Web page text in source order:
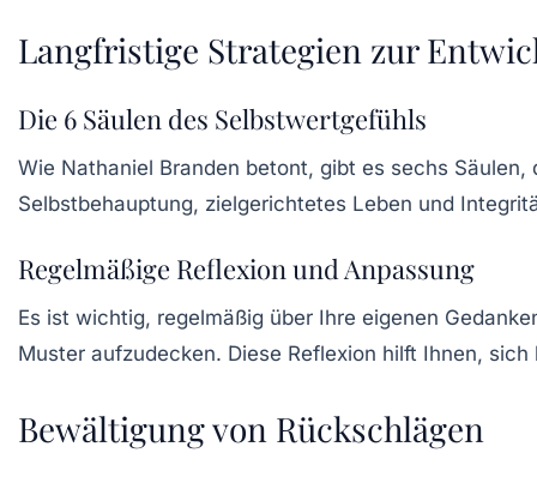
Langfristige Strategien zur
Die 6 Säulen des Selbstwertgefühls
Wie Nathaniel Branden betont, gibt es sechs
Selbstbehauptung, zielgerichtetes Leben und
Regelmäßige Reflexion und Anpassung
Es ist wichtig, regelmäßig über Ihre eigenen
Muster aufzudecken. Diese Reflexion hilft Ihnen,
Bewältigung von Rückschlägen